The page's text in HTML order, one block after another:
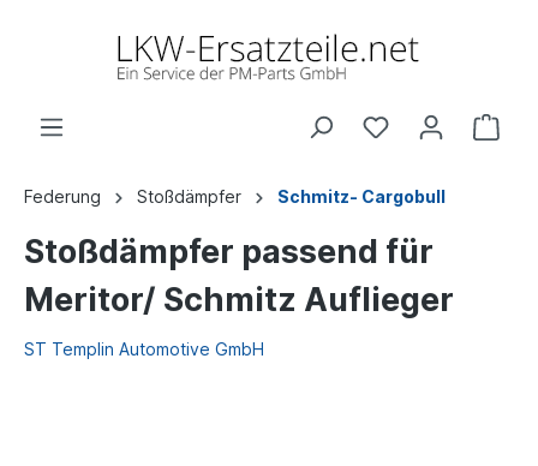
Federung Stoßdämpfer Schmitz- Cargobull
Stoßdämpfer passend für
Meritor/ Schmitz Auflieger
ST Templin Automotive GmbH